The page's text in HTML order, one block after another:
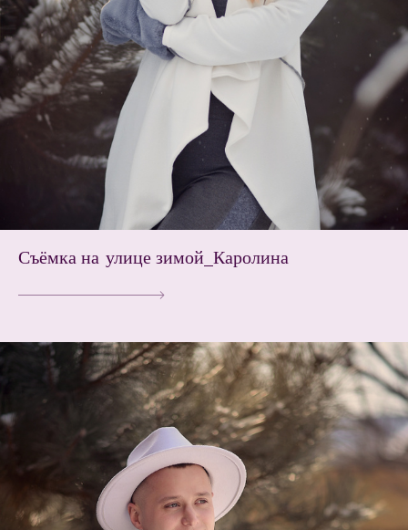
Съёмка на улице зимой_Каролина